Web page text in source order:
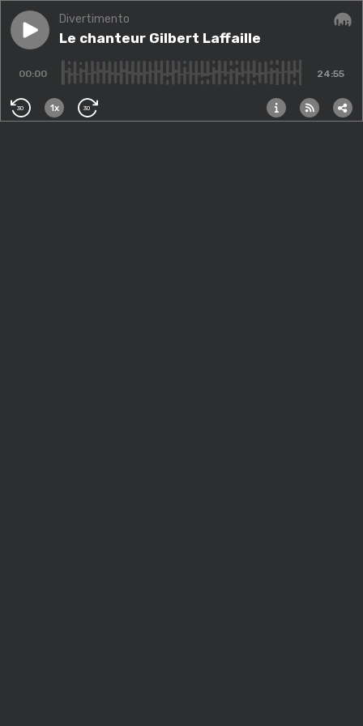
Play episodeLe chanteur Gilbert Laffaille
Divertimento
Le chanteur Gilbert Laffaille
00:00 24:55
30 1x 30